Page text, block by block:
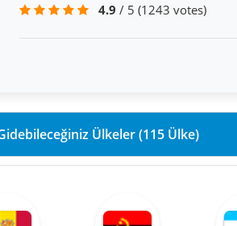
4.9 / 5 (1243 votes)
90 Gün Süreyle Vizesiz Gidebileceğiniz Ülkeler (115 Ülke)